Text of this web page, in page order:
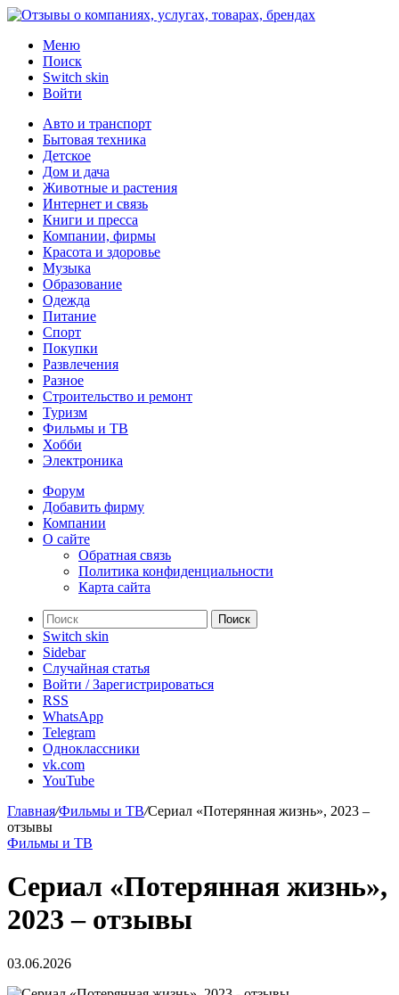
Меню
Поиск
Switch skin
Войти
Авто и транспорт
Бытовая техника
Детское
Дом и дача
Животные и растения
Интернет и связь
Книги и пресса
Компании, фирмы
Красота и здоровье
Музыка
Образование
Одежда
Питание
Спорт
Покупки
Развлечения
Разное
Строительство и ремонт
Туризм
Фильмы и ТВ
Хобби
Электроника
Форум
Добавить фирму
Компании
О сайте
Обратная связь
Политика конфиденциальности
Карта сайта
Поиск
Switch skin
Sidebar
Случайная статья
Войти / Зарегистрироваться
RSS
WhatsApp
Telegram
Одноклассники
vk.com
YouTube
Главная/Фильмы и ТВ/Сериал «Потерянная жизнь», 2023 –
отзывы
Фильмы и ТВ
Сериал «Потерянная жизнь»,
2023 – отзывы
03.06.2026